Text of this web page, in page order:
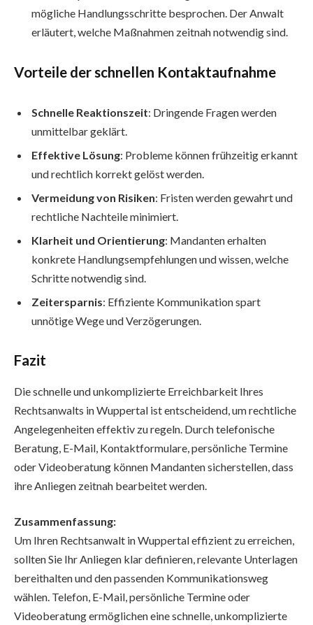
mögliche Handlungsschritte besprochen. Der Anwalt
erläutert, welche Maßnahmen zeitnah notwendig sind.
Vorteile der schnellen Kontaktaufnahme
Schnelle Reaktionszeit: Dringende Fragen werden
unmittelbar geklärt.
Effektive Lösung: Probleme können frühzeitig erkannt
und rechtlich korrekt gelöst werden.
Vermeidung von Risiken: Fristen werden gewahrt und
rechtliche Nachteile minimiert.
Klarheit und Orientierung: Mandanten erhalten
konkrete Handlungsempfehlungen und wissen, welche
Schritte notwendig sind.
Zeitersparnis: Effiziente Kommunikation spart
unnötige Wege und Verzögerungen.
Fazit
Die schnelle und unkomplizierte Erreichbarkeit Ihres
Rechtsanwalts in Wuppertal ist entscheidend, um rechtliche
Angelegenheiten effektiv zu regeln. Durch telefonische
Beratung, E-Mail, Kontaktformulare, persönliche Termine
oder Videoberatung können Mandanten sicherstellen, dass
ihre Anliegen zeitnah bearbeitet werden.
Zusammenfassung:
Um Ihren Rechtsanwalt in Wuppertal effizient zu erreichen,
sollten Sie Ihr Anliegen klar definieren, relevante Unterlagen
bereithalten und den passenden Kommunikationsweg
wählen. Telefon, E-Mail, persönliche Termine oder
Videoberatung ermöglichen eine schnelle, unkomplizierte